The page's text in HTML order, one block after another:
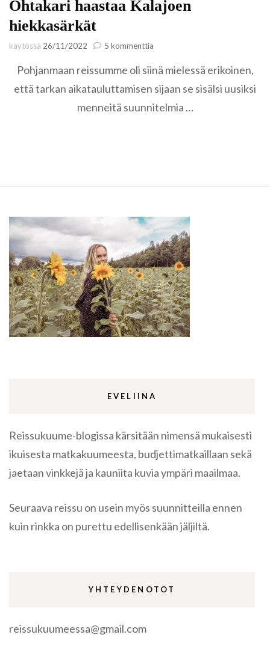
Ohtakari haastaa Kalajoen
hiekkasärkät
käytössä 26/11/2022 5 kommenttia
haastaa
hiekkasärkät
Pohjanmaan reissumme oli siinä mielessä erikoinen,
että tarkan aikatauluttamisen sijaan se sisälsi uusiksi
menneitä suunnitelmia …
EVELIINA
Reissukuume-blogissa kärsitään nimensä mukaisesti
ikuisesta matkakuumeesta, budjettimatkaillaan sekä
jaetaan vinkkejä ja kauniita kuvia ympäri maailmaa.
Seuraava reissu on usein myös suunnitteilla ennen
kuin rinkka on purettu edellisenkään jäljiltä.
YHTEYDENOTOT
reissukuumeessa@gmail.com